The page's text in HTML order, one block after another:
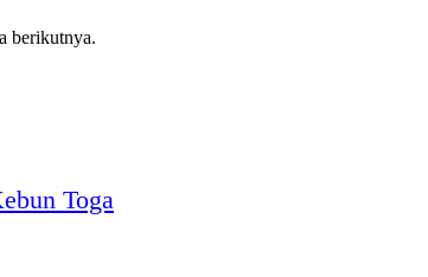
berikutnya.
Toga